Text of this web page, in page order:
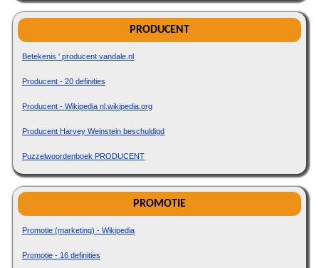
PRODUCENT
Betekenis ' producent vandale.nl
Producent - 20 definities
Producent - Wikipedia nl.wikipedia.org
Producent Harvey Weinstein beschuldigd
Puzzelwoordenboek PRODUCENT
PROMOTIE
Promotie (marketing) - Wikipedia
Promotie - 16 definities